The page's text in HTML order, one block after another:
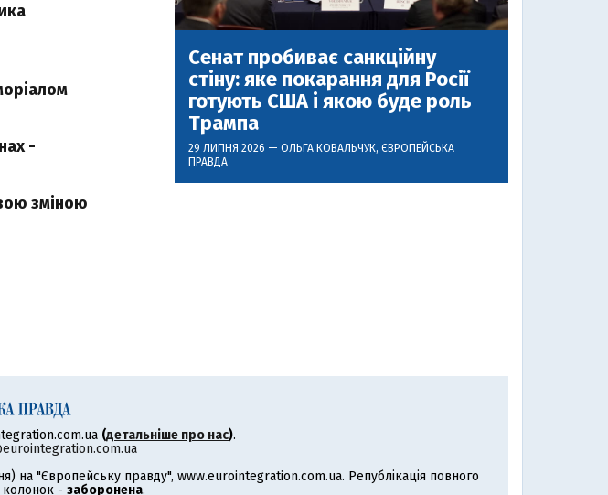
-
зміною
Сенат пробиває санкційну
стіну: яке покарання для Росії
готують США і якою буде роль
Трампа
29 ЛИПНЯ 2026 — ОЛЬГА КОВАЛЬЧУК, ЄВРОПЕЙСЬКА
ПРАВДА
(детальніше про нас).
на "Європейську правду", www.eurointegration.com.ua. Републікація повного
колонок - заборонена.